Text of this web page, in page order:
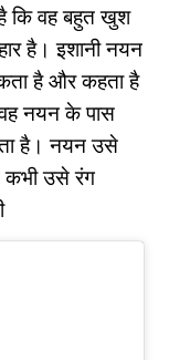
कि वह बहुत खुश
है। इशानी नयन
है और कहता है
नयन के पास
है। नयन उसे
कभी उसे रंग